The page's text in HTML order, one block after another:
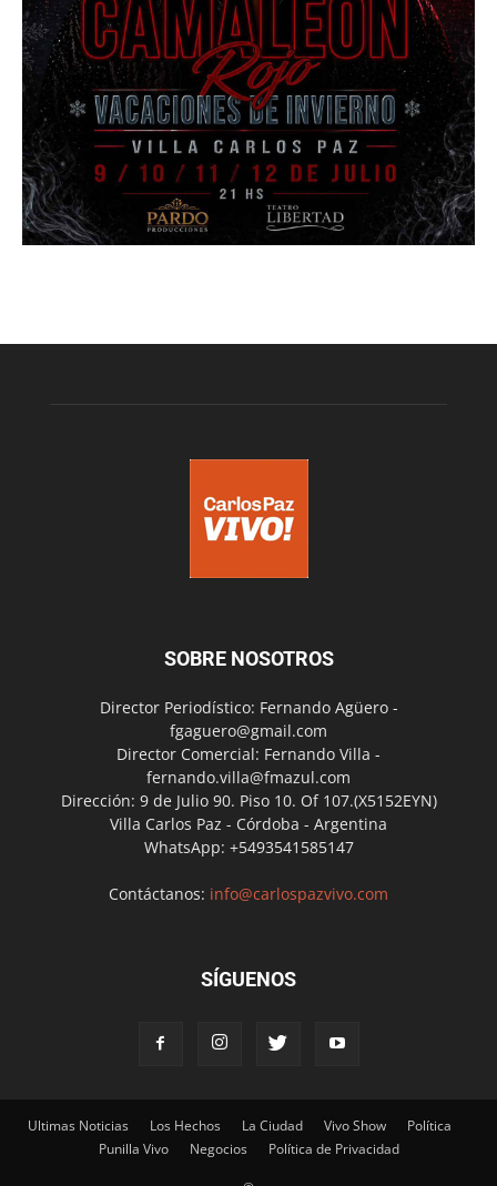
SOBRE NOSOTROS
Director Periodístico: Fernando Agüero -
fgaguero@gmail.com
Director Comercial: Fernando Villa -
fernando.villa@fmazul.com
Dirección: 9 de Julio 90. Piso 10. Of 107.(X5152EYN)
Villa Carlos Paz - Córdoba - Argentina
WhatsApp: +5493541585147
Contáctanos: info@carlospazvivo.com
SÍGUENOS
Ultimas Noticias Los Hechos La Ciudad Vivo Show
Política
Punilla Vivo
Negocios Política de Privacidad